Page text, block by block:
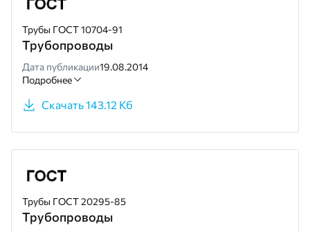
Трубы ГОСТ 10704-91
Трубопроводы
Дата публикации19.08.2014
Подробнее
Скачать 143.12 Кб
Трубы ГОСТ 20295-85
Трубопроводы